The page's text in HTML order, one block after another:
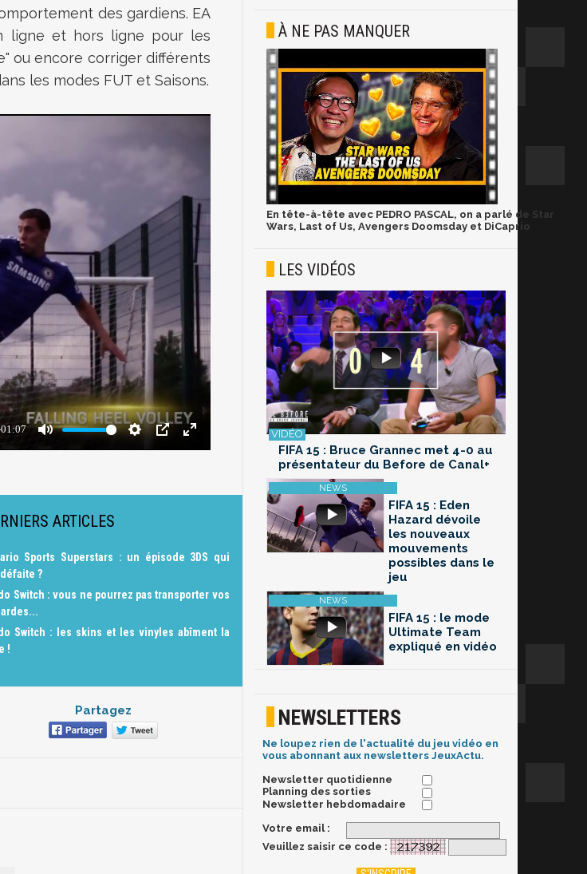
des gardiens. EA
ligne et hors ligne pour les
ou encore corriger différents
les modes FUT et Saisons.
ARTICLES
Sports Superstars : un épisode 3DS qui
?
Switch : vous ne pourrez pas transporter vos
Switch : les skins et les vinyles abîment la
!
Partagez
À NE PAS MANQUER
En tête-à-tête avec PEDRO PASCAL, on a parlé de Star
Wars, Last of Us, Avengers Doomsday et DiCaprio
LES VIDÉOS
FIFA 15 : Bruce Grannec met 4-0 au
présentateur du Before de Canal+
FIFA 15 : Eden
Hazard dévoile
les nouveaux
mouvements
possibles dans le
jeu
FIFA 15 : le mode
Ultimate Team
expliqué en vidéo
NEWSLETTERS
Ne loupez rien de l'actualité du jeu vidéo en
vous abonnant aux newsletters JeuxActu.
Newsletter quotidienne
Planning des sorties
Newsletter hebdomadaire
Votre email :
Veuillez saisir ce code :